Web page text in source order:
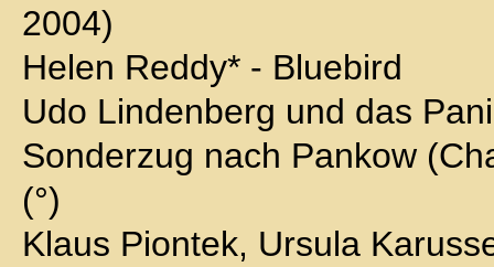
2004)
Helen Reddy* - Bluebird
Udo Lindenberg und das
Sonderzug nach Pankow
(°)
Klaus Piontek, Ursula